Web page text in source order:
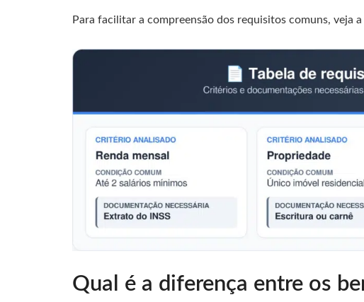
Para facilitar a compreensão dos requisitos comuns, veja
Qual é a diferença entre os